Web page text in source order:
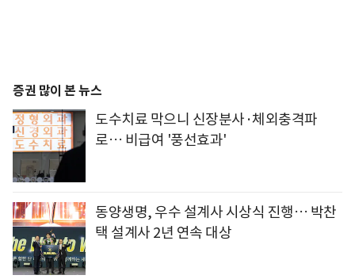
증권 많이 본 뉴스
도수치료 막으니 신장분사·체외충격파
로… 비급여 '풍선효과'
동양생명, 우수 설계사 시상식 진행… 박찬
택 설계사 2년 연속 대상